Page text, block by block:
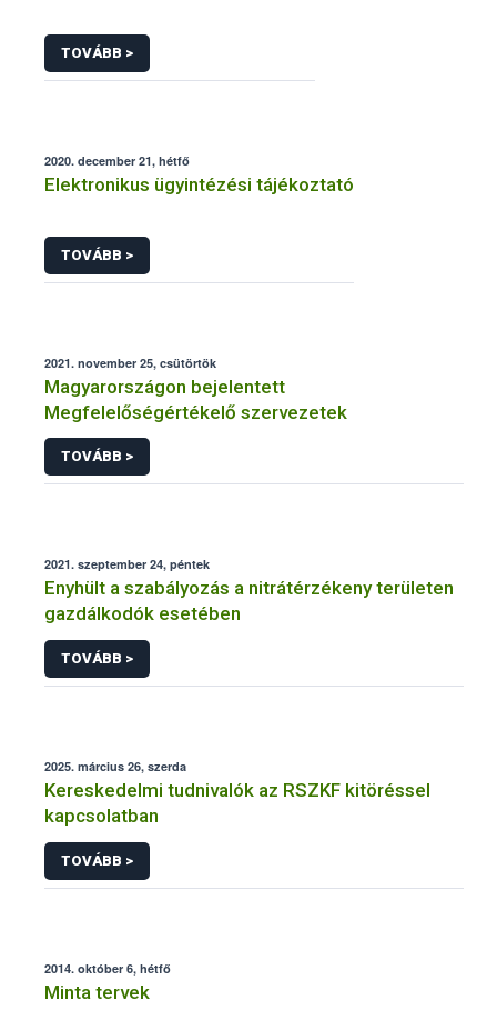
TOVÁBB >
2020. december 21, hétfő
Elektronikus ügyintézési tájékoztató
TOVÁBB >
2021. november 25, csütörtök
Magyarországon bejelentett
Megfelelőségértékelő szervezetek
TOVÁBB >
2021. szeptember 24, péntek
Enyhült a szabályozás a nitrátérzékeny területen
gazdálkodók esetében
TOVÁBB >
2025. március 26, szerda
Kereskedelmi tudnivalók az RSZKF kitöréssel
kapcsolatban
TOVÁBB >
2014. október 6, hétfő
Minta tervek